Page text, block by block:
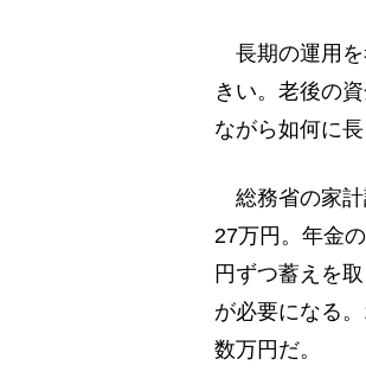
長期の運用を
きい。老後の
ながら如何に
総務省の家計
27万円。年金
円ずつ蓄えを
が必要になる
数万円だ。